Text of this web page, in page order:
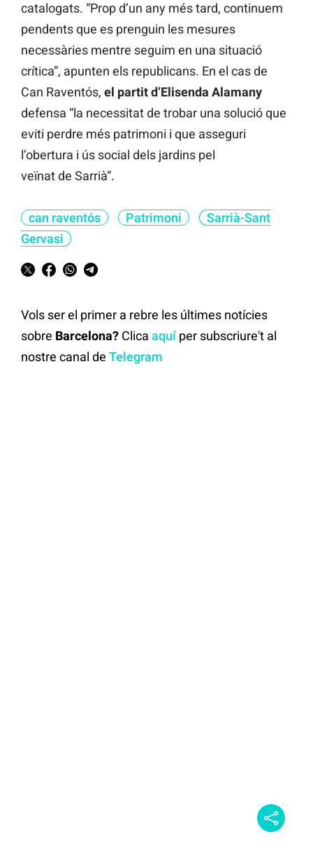
catalogats. “Prop d’un any més tard, continuem
pendents que es prenguin les mesures
necessàries mentre seguim en una situació
crítica”, apunten els republicans. En el cas de
Can Raventós, el partit d’Elisenda Alamany
defensa “la necessitat de trobar una solució que
eviti perdre més patrimoni i que asseguri
l’obertura i ús social dels jardins pel
veïnat de Sarrià”.
can raventós Patrimoni
Sarrià-Sant
Gervasi
Vols ser el primer a rebre les últimes notícies
sobre Barcelona? Clica aquíper subscriure't al
nostre canal de Telegram